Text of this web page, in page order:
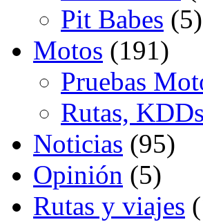
Pit Babes (5)
Motos (191)
Pruebas
Rutas,
Noticias (95)
Opinión (5)
Rutas y viajes